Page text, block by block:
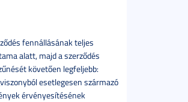
fennállásának teljes
alatt, majd a szerződés
követően legfeljebb:
esetlegesen származó
érvényesítésének